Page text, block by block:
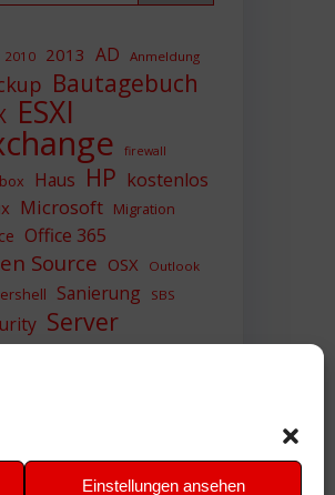
Einstellungen ansehen
2010 2013 AD Anmeldung
Bautagebuch
ESXI
firewall
Haus HP kostenlos
Microsoft Migration
Office 365
Source OSX Outlook
Sanierung SBS
Server
SIEM
VPN WAZUH